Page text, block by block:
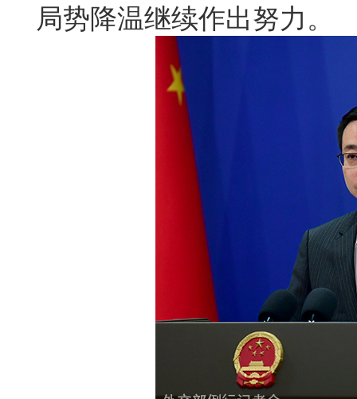
局势降温继续作出努力。